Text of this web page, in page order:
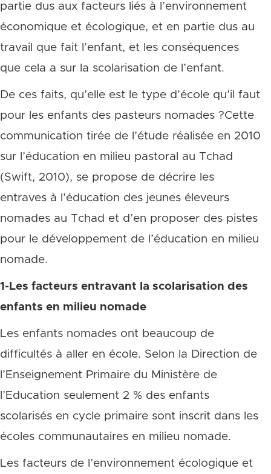
partie dus aux facteurs liés à l’environnement
économique et écologique, et en partie dus au
travail que fait l’enfant, et les conséquences
que cela a sur la scolarisation de l’enfant.
De ces faits, qu’elle est le type d’école qu’il faut
pour les enfants des pasteurs nomades ?Cette
communication tirée de l’étude réalisée en 2010
sur l’éducation en milieu pastoral au Tchad
(Swift, 2010), se propose de décrire les
entraves à l’éducation des jeunes éleveurs
nomades au Tchad et d’en proposer des pistes
pour le développement de l’éducation en milieu
nomade.
1-Les facteurs entravant la scolarisation des
enfants en milieu nomade
Les enfants nomades ont beaucoup de
difficultés à aller en école. Selon la Direction de
l’Enseignement Primaire du Ministère de
l’Education seulement 2 % des enfants
scolarisés en cycle primaire sont inscrit dans les
écoles communautaires en milieu nomade.
Les facteurs de l’environnement écologique et